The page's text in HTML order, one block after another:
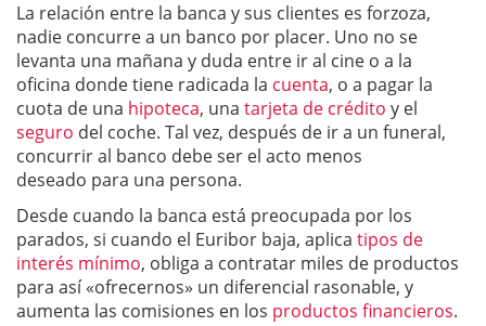
La relación entre la banca y sus clientes es forzoza,
nadie concurre a un banco por placer. Uno no se
levanta una mañana y duda entre ir al cine o a la
oficina donde tiene radicada la cuenta, o a pagar la
cuota de una hipoteca, una tarjeta de crédito y el
seguro del coche. Tal vez, después de ir a un funeral,
concurrir al banco debe ser el acto menos
deseado para una persona.
Desde cuando la banca está preocupada por los
parados, si cuando el Euribor baja, aplica tipos de
interés mínimo, obliga a contratar miles de productos
para así «ofrecernos» un diferencial rasonable, y
aumenta las comisiones en los productos financieros.